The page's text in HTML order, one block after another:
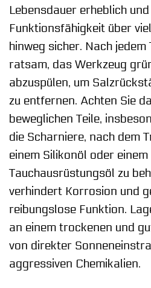
Lebensdauer erheblich
Funktionsfähigkeit über
hinweg sicher. Nach
ratsam, das Werkzeug
abzuspülen, um
zu entfernen. Achten Sie
beweglichen Teile,
die Scharniere, nach dem
einem Silikonöl oder einem
Tauchausrüstungsöl zu
verhindert Korrosion und
reibungslose Funktion.
an einem trockenen und
von direkter
aggressiven Chemikalien.